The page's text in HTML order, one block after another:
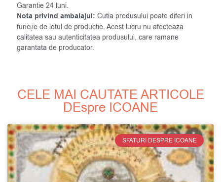
Garantie 24 luni.
Nota privind ambalajul: Cutia produsului poate diferi in
funcție de lotul de productie. Acest lucru nu afecteaza
calitatea sau autenticitatea produsului, care ramane
garantata de producator.
CELE MAI CAUTATE ARTICOLE
DEspre ICOANE
SFATURI DESPRE ICOANE